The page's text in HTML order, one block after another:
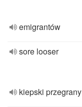
emigrantów
sore looser
kiepski przegrany